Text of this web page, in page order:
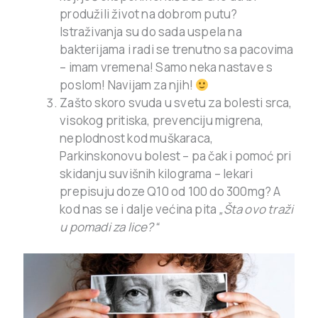
produžili život na dobrom putu?
Istraživanja su do sada uspela na
bakterijama i radi se trenutno sa pacovima
– imam vremena! Samo neka nastave s
poslom! Navijam za njih!
Zašto skoro svuda u svetu za bolesti srca,
visokog pritiska, prevenciju migrena,
neplodnost kod muškaraca,
Parkinskonovu bolest – pa čak i pomoć pri
skidanju suvišnih kilograma – lekari
prepisuju doze Q10 od 100 do 300mg? A
kod nas se i dalje većina pita „Šta ovo traži
u pomadi za lice?“